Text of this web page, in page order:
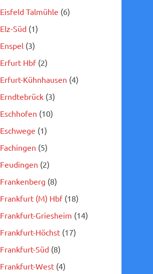
Eisfeld Talmühle (6)
Elz-Süd(1)
Enspel(3)
Erfurt Hbf(2)
Erfurt-Kühnhausen (4)
Erndtebrück(3)
Eschhofen (10)
Eschwege (1)
Fachingen (5)
Feudingen (2)
Frankenberg (8)
Frankfurt (M) Hbf(18)
Frankfurt-Griesheim (14)
Frankfurt-Höchst(17)
Frankfurt-Süd(8)
Frankfurt-West(4)